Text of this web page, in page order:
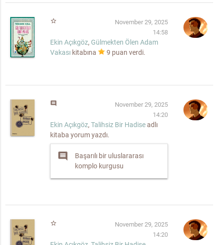
star_border
November 29, 2025
14:58
Ekin Açıkgöz, Gülmekten Ölen Adam
Vakasıkitabına 9 puan verdi.
comment
November 29, 2025
14:20
Ekin Açıkgöz, Talihsiz Bir Hadise adlı
kitaba yorum yazdı.
comment
Başarılı bir uluslararası
komplo kurgusu
star_border
November 29, 2025
14:20